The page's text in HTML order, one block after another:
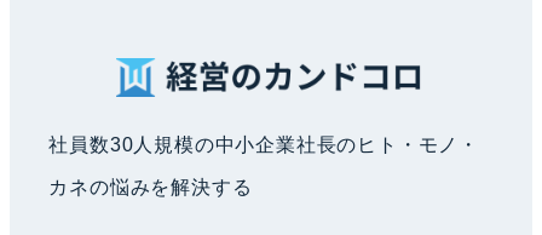
社員数30人規模の中小企業社長のヒト・モノ・
カネの悩みを解決する